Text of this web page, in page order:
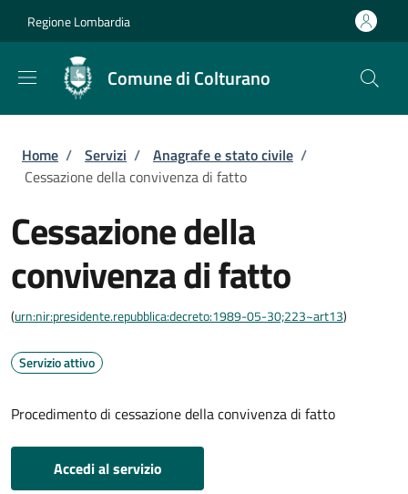
Regione Lombardia
Comune di Colturano
Briciole di pane
Home / Servizi / Anagrafe e stato civile /
Cessazione della convivenza di fatto
Cessazione della
convivenza di fatto
(urn:nir:presidente.repubblica:decreto:1989-05-30;223~art13)
Servizio attivo
Procedimento di cessazione della convivenza di fatto
Accedi al servizio